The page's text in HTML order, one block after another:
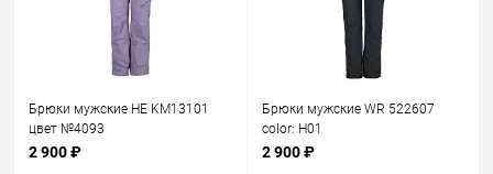
Брюки мужские HE KM13101
цвет №4093
2 900 ₽
Брюки мужские WR 522607
color: H01
2 900 ₽